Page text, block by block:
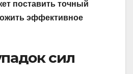
поставить точный
эффективное
сил